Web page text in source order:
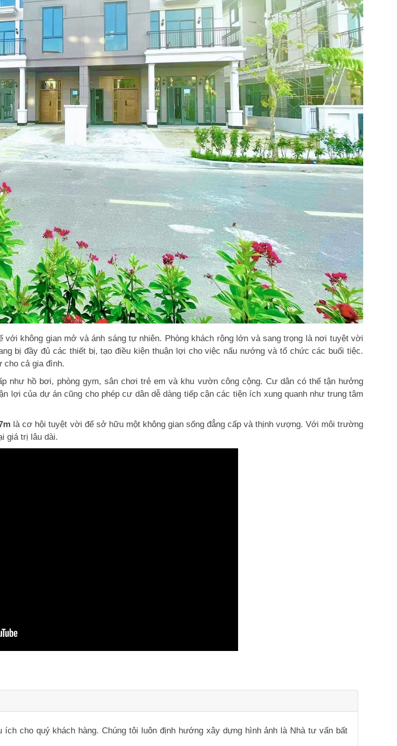
với không gian mở và ánh sáng tự nhiên. Phòng khách rộng lớn và sang trọng là nơi tuyệt vời
bị đầy đủ các thiết bị, tạo điều kiện thuận lợi cho việc nấu nướng và tổ chức các buổi tiệc.
cho cả gia đình.
như hồ bơi, phòng gym, sân chơi trẻ em và khu vườn công cộng. Cư dân có thể tận hưởng
lợi của dự án cũng cho phép cư dân dễ dàng tiếp cận các tiện ích xung quanh như trung tâm
là cơ hội tuyệt vời để sở hữu một không gian sống đẳng cấp và thịnh vượng. Với môi trường
giá trị lâu dài.
cho quý khách hàng. Chúng tôi luôn định hướng xây dựng hình ảnh là Nhà tư vấn bất